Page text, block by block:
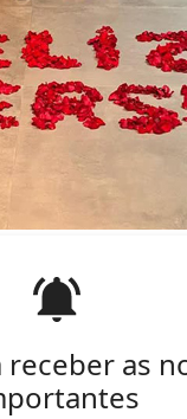
as
para B...